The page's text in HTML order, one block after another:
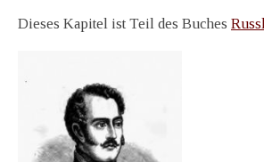
Dieses Kapitel ist Teil des Buches